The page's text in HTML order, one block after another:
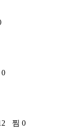
0
찜 0